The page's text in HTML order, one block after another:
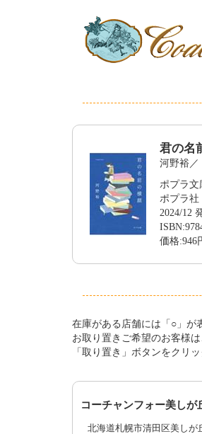
君の名
河野裕／
ポプラ
ポプラ社
2024/12
価格:946
在庫がある店舗には「○」が
お取り置きご希望のお客様
「取り置き」ボタンをクリ
コーチャンフォー美しが
北海道札幌市清田区美しが